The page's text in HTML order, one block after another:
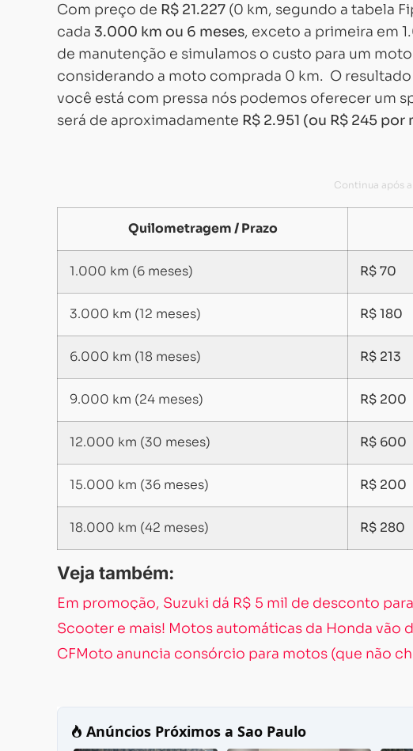
Com preço de R$ 21.227 (0 km, segundo a tabela
cada 3.000 km ou 6 meses, exceto a primeira em
de manutenção e simulamos o custo para um
considerando a moto comprada 0 km. O
você está com pressa nós podemos oferecer um
será de aproximadamente R$ 2.951 (ou R$ 245 por
Quilometragem / Prazo
1.000 km (6 meses) R$ 70
3.000 km (12 meses) R$ 180
6.000 km (18 meses) R$ 213
9.000 km (24 meses) R$ 200
12.000 km (30 meses) R$ 600
15.000 km (36 meses) R$ 200
18.000 km (42 meses) R$ 280
Veja também:
Em promoção, Suzuki dá R$ 5 mil de desconto
Scooter e mais! Motos automáticas da Honda vão
CFMoto anuncia consórcio para motos (que não